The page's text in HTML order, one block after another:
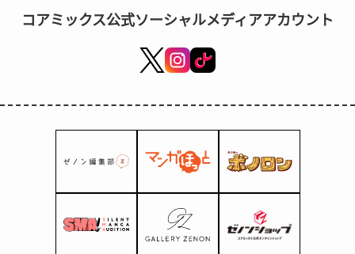
コアミックス公式ソーシャルメディアアカウント